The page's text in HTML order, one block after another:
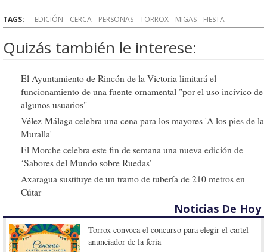
TAGS: EDICIÓN CERCA PERSONAS TORROX MIGAS FIESTA
Quizás también le interese:
El Ayuntamiento de Rincón de la Victoria limitará el
funcionamiento de una fuente ornamental "por el uso incívico de
algunos usuarios"
Vélez-Málaga celebra una cena para los mayores 'A los pies de la
Muralla'
El Morche celebra este fin de semana una nueva edición de
‘Sabores del Mundo sobre Ruedas’
Axaragua sustituye de un tramo de tubería de 210 metros en
Cútar
Noticias De Hoy
Torrox convoca el concurso para elegir el cartel
anunciador de la feria